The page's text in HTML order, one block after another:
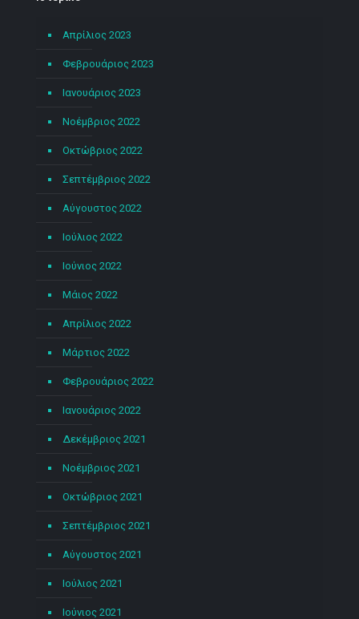
Απρίλιος 2023
Φεβρουάριος 2023
Ιανουάριος 2023
Νοέμβριος 2022
Οκτώβριος 2022
Σεπτέμβριος 2022
Αύγουστος 2022
Ιούλιος 2022
Ιούνιος 2022
Μάιος 2022
Απρίλιος 2022
Μάρτιος 2022
Φεβρουάριος 2022
Ιανουάριος 2022
Δεκέμβριος 2021
Νοέμβριος 2021
Οκτώβριος 2021
Σεπτέμβριος 2021
Αύγουστος 2021
Ιούλιος 2021
Ιούνιος 2021